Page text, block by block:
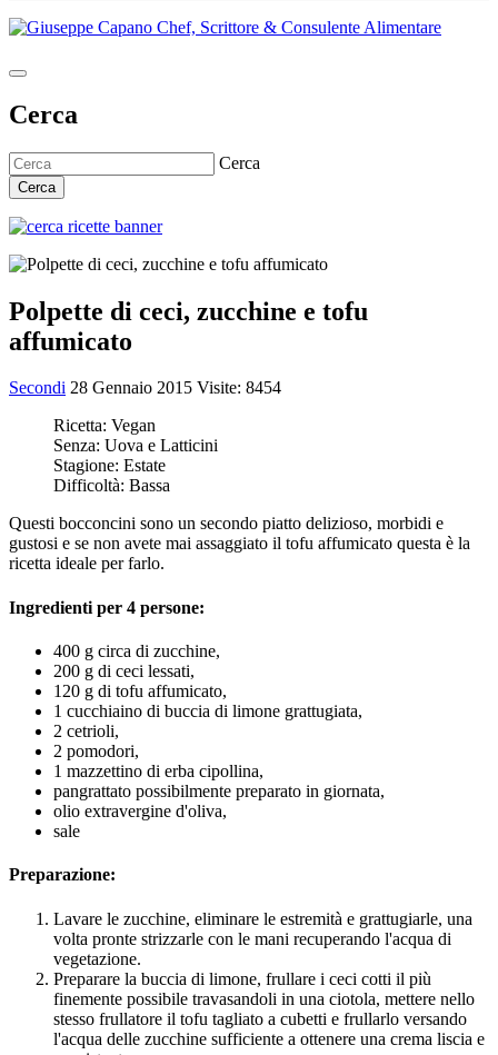
Cerca
Cerca
Cerca
Polpette di ceci, zucchine e tofu
affumicato
Secondi 28 Gennaio 2015 Visite: 8454
Ricetta: Vegan
Senza: Uova e Latticini
Stagione: Estate
Difficoltà: Bassa
Questi bocconcini sono un secondo piatto delizioso, morbidi e
gustosi e se non avete mai assaggiato il tofu affumicato questa è la
ricetta ideale per farlo.
Ingredienti per 4 persone:
400 g circa di zucchine,
200 g di ceci lessati,
120 g di tofu affumicato,
1 cucchiaino di buccia di limone grattugiata,
2 cetrioli,
2 pomodori,
1 mazzettino di erba cipollina,
pangrattato possibilmente preparato in giornata,
olio extravergine d'oliva,
sale
Preparazione:
Lavare le zucchine, eliminare le estremità e grattugiarle, una
volta pronte strizzarle con le mani recuperando l'acqua di
vegetazione.
Preparare la buccia di limone, frullare i ceci cotti il più
finemente possibile travasandoli in una ciotola, mettere nello
stesso frullatore il tofu tagliato a cubetti e frullarlo versando
l'acqua delle zucchine sufficiente a ottenere una crema liscia e